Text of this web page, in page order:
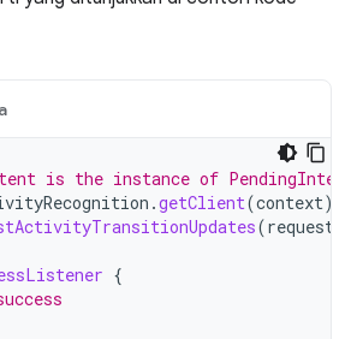
is the instance of
.getClient(context)
(request
{